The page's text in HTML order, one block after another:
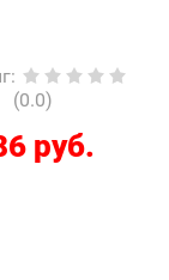
:
(0.0)
руб.